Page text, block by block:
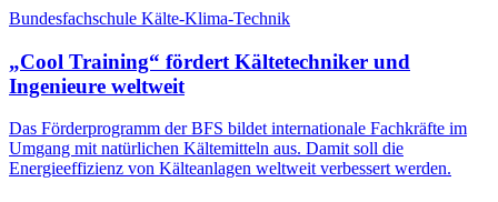
Bundesfachschule Kälte-Klima-Technik
„Cool Training“ fördert Kältetechniker und
Ingenieure weltweit
Das Förderprogramm der BFS bildet internationale Fachkräfte im
Umgang mit natürlichen Kältemitteln aus. Damit soll die
Energieeffizienz von Kälteanlagen weltweit verbessert werden.